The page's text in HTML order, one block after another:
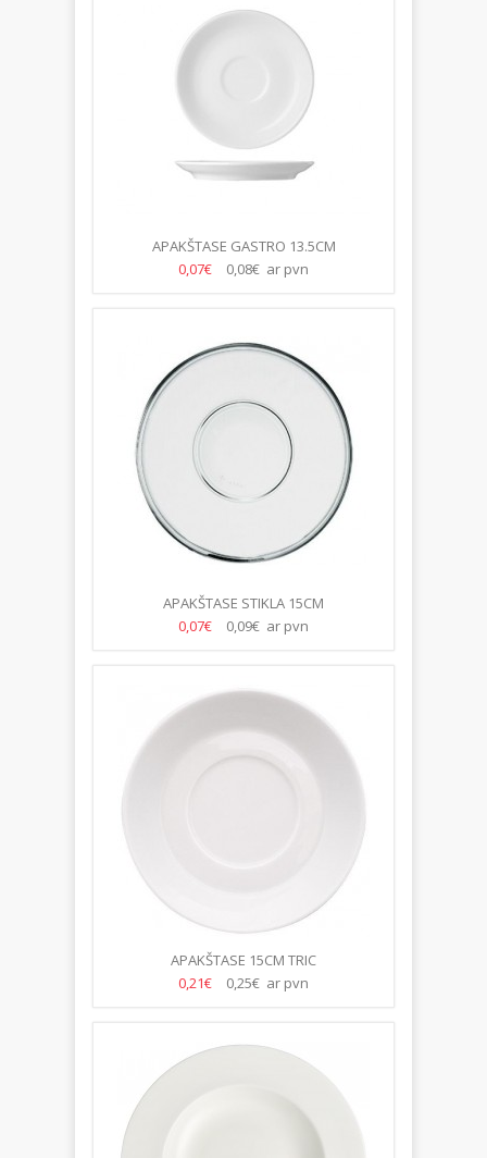
APAKŠTASE GASTRO 13.5CM
0,07€
0,08€ ar pvn
APAKŠTASE STIKLA 15CM
0,07€
0,09€ ar pvn
APAKŠTASE 15CM TRIC
0,21€
0,25€ ar pvn